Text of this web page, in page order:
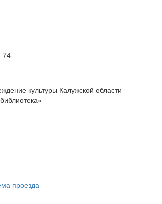
74
культуры Калужской области
проезда